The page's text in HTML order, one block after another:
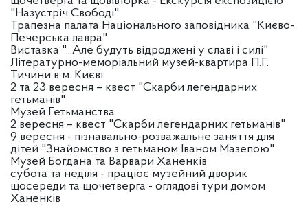
"Назустріч Свободі"
Трапезна палата Національного заповідника "Києво-
Печерська лавра"
Виставка "...Але будуть відроджені у славі і силі"
Літературно-меморіальний музей-квартира П.Г.
Тичини в м. Києві
2 та 23 вересня – квест "Скарби легендарних
гетьманів"
Музей Гетьманства
2 вересня – квест "Скарби легендарних гетьманів"
9 вересня - пізнавально-розважальне заняття для
дітей "Знайомство з гетьманом Іваном Мазепою"
Музей Богдана та Варвари Ханенків
субота та неділя - працює музейний дворик
щосереди та щочетверга - оглядові тури домом
Ханенків